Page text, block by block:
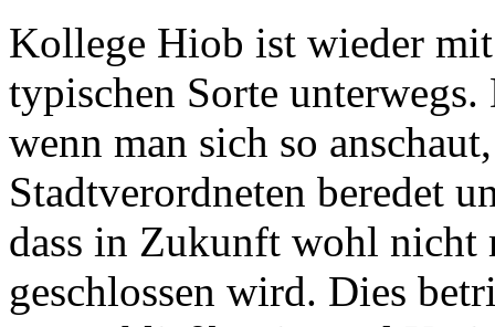
Kollege Hiob ist wieder
typischen Sorte
wenn man sich so
Stadtverordneten beredet
dass in Zukunft wohl nicht
geschlossen wird. Dies